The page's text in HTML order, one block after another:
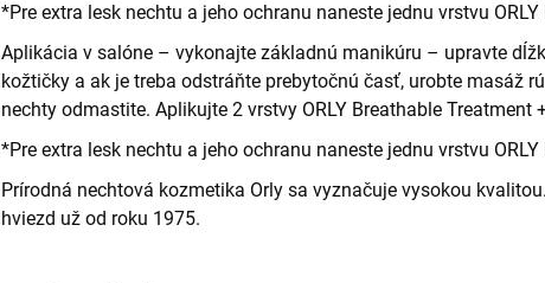
*Pre extra lesk nechtu a jeho ochranu naneste jednu vrstvu
Aplikácia v salóne – vykonajte základnú manikúru – upravte
kožtičky a ak je treba odstráňte prebytočnú časť, urobte masáž
nechty odmastite. Aplikujte 2 vrstvy ORLY Breathable Treatment
*Pre extra lesk nechtu a jeho ochranu naneste jednu vrstvu
Prírodná nechtová kozmetika Orly sa vyznačuje vysokou
hviezd už od roku 1975.